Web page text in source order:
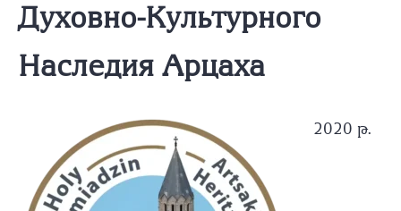
Духовно-Культурного
Наследия Арцаха
2020 թ.